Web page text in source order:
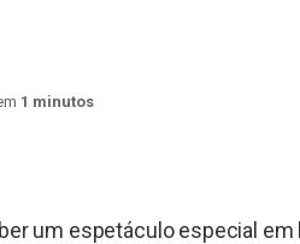
1 minutos
um espetáculo especial